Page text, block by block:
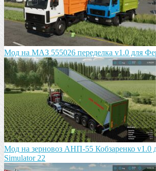
Мод на МАЗ 555026 пeрeдeлка v1.0 для
Мод на зeрновоз АНП-55 Кобзарeнко v1.0
Simulator 22